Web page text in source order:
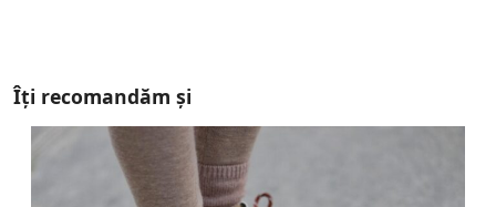
Îți recomandăm și